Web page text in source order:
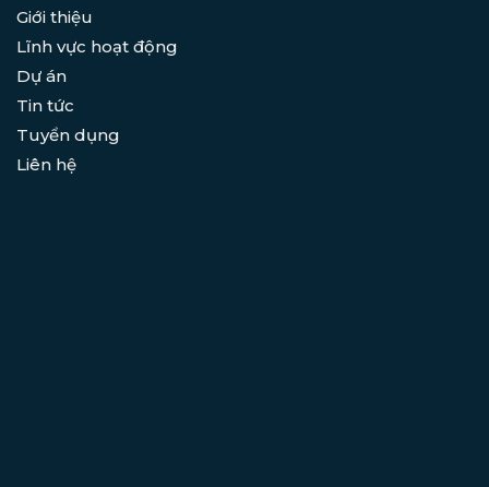
Giới thiệu
Lĩnh vực hoạt động
Dự án
Tin tức
Tuyển dụng
Liên hệ